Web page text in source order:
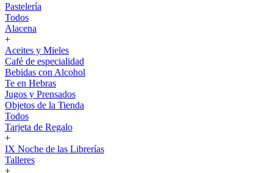
Pastelería
Todos
Alacena
+
Aceites y Mieles
Café de especialidad
Bebidas con Alcohol
Te en Hebras
Jugos y Prensados
Objetos de la Tienda
Todos
Tarjeta de Regalo
+
IX Noche de las Librerías
Talleres
+